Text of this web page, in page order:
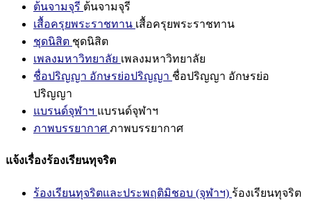
ต้นจามจุรี ต้นจามจุรี
เสื้อครุยพระราชทาน เสื้อครุยพระราชทาน
ชุดนิสิต ชุดนิสิต
เพลงมหาวิทยาลัย เพลงมหาวิทยาลัย
ชื่อปริญญา อักษรย่อปริญญา ชื่อปริญญา อักษรย่อ
ปริญญา
แบรนด์จุฬาฯ แบรนด์จุฬาฯ
ภาพบรรยากาศ ภาพบรรยากาศ
แจ้งเรื่องร้องเรียนทุจริต
ร้องเรียนทุจริตและประพฤติมิชอบ (จุฬาฯ) ร้องเรียนทุจริต